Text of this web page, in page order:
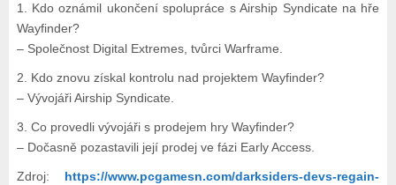
1. Kdo oznámil ukončení spolupráce s Airship Syndicate na hře
Wayfinder?
– Společnost Digital Extremes, tvůrci Warframe.
2. Kdo znovu získal kontrolu nad projektem Wayfinder?
– Vývojáři Airship Syndicate.
3. Co provedli vývojáři s prodejem hry Wayfinder?
– Dočasně pozastavili její prodej ve fázi Early Access.
Zdroj: https://www.pcgamesn.com/darksiders-devs-regain-